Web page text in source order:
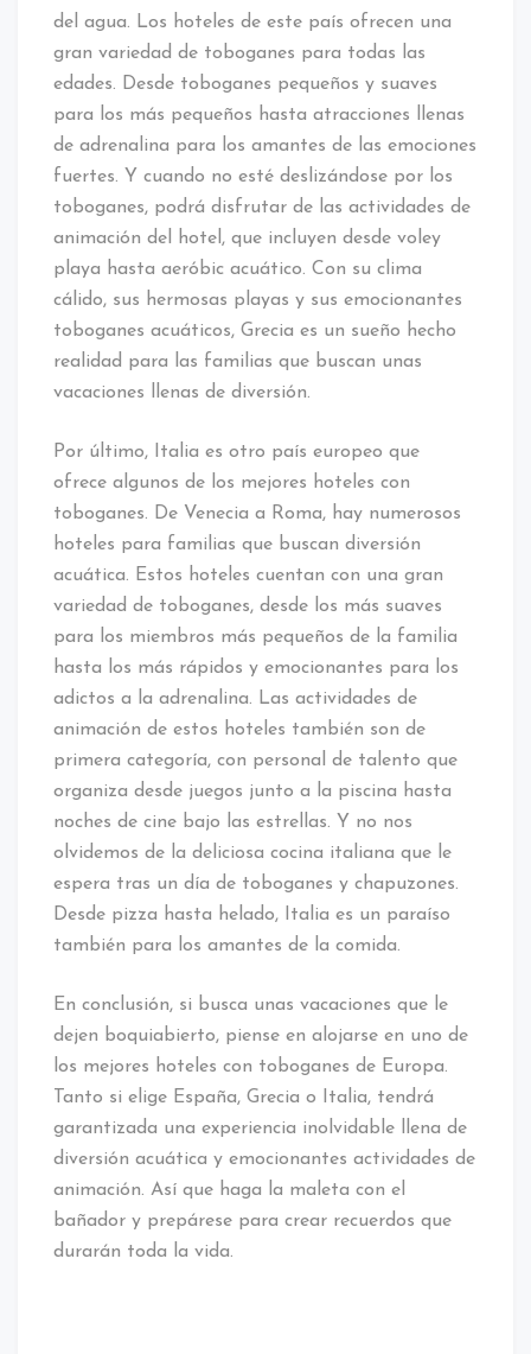
del agua. Los hoteles de este país ofrecen una
gran variedad de toboganes para todas las
edades. Desde toboganes pequeños y suaves
para los más pequeños hasta atracciones llenas
de adrenalina para los amantes de las emociones
fuertes. Y cuando no esté deslizándose por los
toboganes, podrá disfrutar de las actividades de
animación del hotel, que incluyen desde voley
playa hasta aeróbic acuático. Con su clima
cálido, sus hermosas playas y sus emocionantes
toboganes acuáticos, Grecia es un sueño hecho
realidad para las familias que buscan unas
vacaciones llenas de diversión.
Por último, Italia es otro país europeo que
ofrece algunos de los mejores hoteles con
toboganes. De Venecia a Roma, hay numerosos
hoteles para familias que buscan diversión
acuática. Estos hoteles cuentan con una gran
variedad de toboganes, desde los más suaves
para los miembros más pequeños de la familia
hasta los más rápidos y emocionantes para los
adictos a la adrenalina. Las actividades de
animación de estos hoteles también son de
primera categoría, con personal de talento que
organiza desde juegos junto a la piscina hasta
noches de cine bajo las estrellas. Y no nos
olvidemos de la deliciosa cocina italiana que le
espera tras un día de toboganes y chapuzones.
Desde pizza hasta helado, Italia es un paraíso
también para los amantes de la comida.
En conclusión, si busca unas vacaciones que le
dejen boquiabierto, piense en alojarse en uno de
los mejores hoteles con toboganes de Europa.
Tanto si elige España, Grecia o Italia, tendrá
garantizada una experiencia inolvidable llena de
diversión acuática y emocionantes actividades de
animación. Así que haga la maleta con el
bañador y prepárese para crear recuerdos que
durarán toda la vida.